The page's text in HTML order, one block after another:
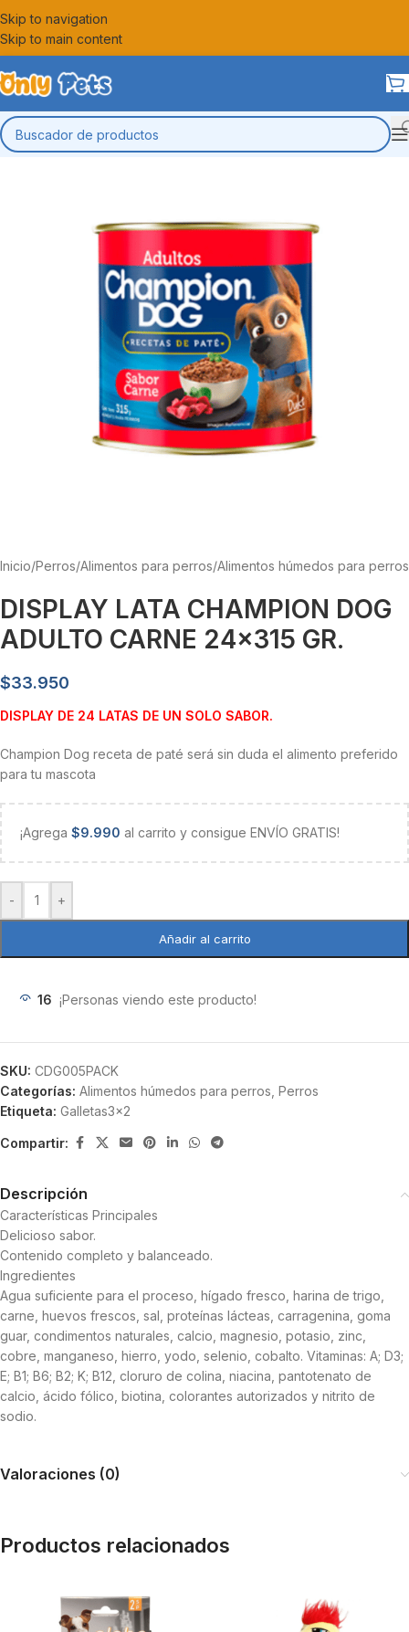
Skip to navigation
Skip to main content
Inicio/Perros/Alimentos para perros/Alimentos húmedos para perros
DISPLAY LATA CHAMPION DOG
ADULTO CARNE 24×315 GR.
$33.950
DISPLAY DE 24 LATAS DE UN SOLO SABOR.
Champion Dog receta de paté será sin duda el alimento preferido
para tu mascota
¡Agrega $9.990 al carrito y consigue ENVÍO GRATIS!
- +
Añadir al carrito
16 ¡Personas viendo este producto!
SKU: CDG005PACK
Categorías: Alimentos húmedos para perros Perros
Etiqueta: Galletas3x2
Compartir:
Descripción
Características Principales
Delicioso sabor.
Contenido completo y balanceado.
Ingredientes
Agua suficiente para el proceso, hígado fresco, harina de trigo,
carne, huevos frescos, sal, proteínas lácteas, carragenina, goma
guar, condimentos naturales, calcio, magnesio, potasio, zinc,
cobre, manganeso, hierro, yodo, selenio, cobalto. Vitaminas: A; D3;
E; B1; B6; B2; K; B12, cloruro de colina, niacina, pantotenato de
calcio, ácido fólico, biotina, colorantes autorizados y nitrito de
sodio.
Valoraciones (0)
Productos relacionados